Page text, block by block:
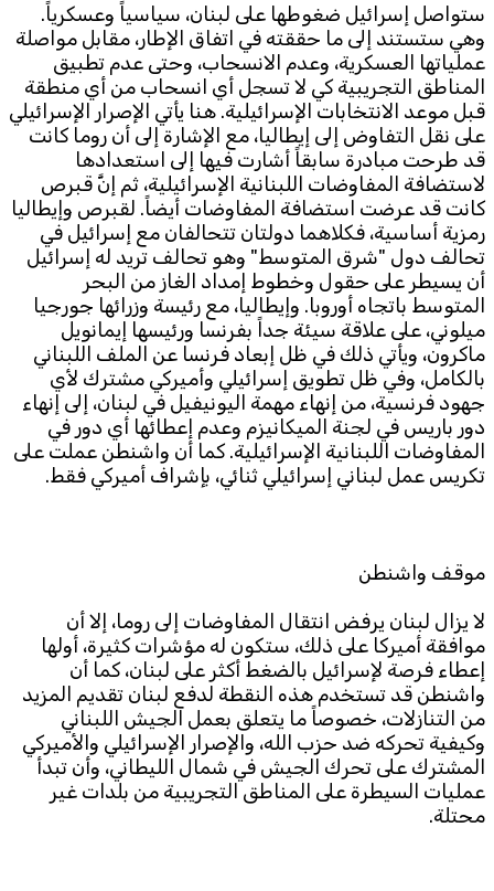
ستواصل إسرائيل ضغوطها على لبنان، سياسياً وعسكرياً.
وهي ستستند إلى ما حققته في اتفاق الإطار، مقابل مواصلة
عملياتها العسكرية، وعدم الانسحاب، وحتى عدم تطبيق
المناطق التجريبية كي لا تسجل أي انسحاب من أي منطقة
قبل موعد الانتخابات الإسرائيلية. هنا يأتي الإصرار الإسرائيلي
على نقل التفاوض إلى إيطاليا، مع الإشارة إلى أن روما كانت
قد طرحت مبادرة سابقاً أشارت فيها إلى استعدادها
لاستضافة المفاوضات اللبنانية الإسرائيلية، ثم إنَّ قبرص
كانت قد عرضت استضافة المفاوضات أيضاً. لقبرص وإيطاليا
رمزية أساسية، فكلاهما دولتان تتحالفان مع إسرائيل في
تحالف دول "شرق المتوسط" وهو تحالف تريد له إسرائيل
أن يسيطر على حقول وخطوط إمداد الغاز من البحر
المتوسط باتجاه أوروبا. وإيطاليا، مع رئيسة وزرائها جورجيا
ميلوني، على علاقة سيئة جداً بفرنسا ورئيسها إيمانويل
ماكرون، ويأتي ذلك في ظل إبعاد فرنسا عن الملف اللبناني
بالكامل، وفي ظل تطويق إسرائيلي وأميركي مشترك لأي
جهود فرنسية، من إنهاء مهمة اليونيفيل في لبنان، إلى إنهاء
دور باريس في لجنة الميكانيزم وعدم إعطائها أي دور في
المفاوضات اللبنانية الإسرائيلية. كما أن واشنطن عملت على
تكريس عمل لبناني إسرائيلي ثنائي، بإشراف أميركي فقط.
موقف واشنطن
لا يزال لبنان يرفض انتقال المفاوضات إلى روما، إلا أن
موافقة أميركا على ذلك، ستكون له مؤشرات كثيرة، أولها
إعطاء فرصة لإسرائيل بالضغط أكثر على لبنان، كما أن
واشنطن قد تستخدم هذه النقطة لدفع لبنان تقديم المزيد
من التنازلات، خصوصاً ما يتعلق بعمل الجيش اللبناني
وكيفية تحركه ضد حزب الله، والإصرار الإسرائيلي والأميركي
المشترك على تحرك الجيش في شمال الليطاني، وأن تبدأ
عمليات السيطرة على المناطق التجريبية من بلدات غير
محتلة.